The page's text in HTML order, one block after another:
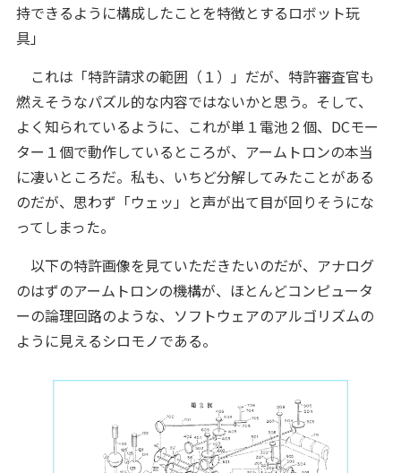
持できるように構成したことを特徴とするロボット玩
具」
これは「特許請求の範囲（１）」だが、特許審査官も
燃えそうなパズル的な内容ではないかと思う。そして、
よく知られているように、これが単１電池２個、DCモー
ター１個で動作しているところが、アームトロンの本当
に凄いところだ。私も、いちど分解してみたことがある
のだが、思わず「ウェッ」と声が出て目が回りそうにな
ってしまった。
以下の特許画像を見ていただきたいのだが、アナログ
のはずのアームトロンの機構が、ほとんどコンピュータ
ーの論理回路のような、ソフトウェアのアルゴリズムの
ように見えるシロモノである。